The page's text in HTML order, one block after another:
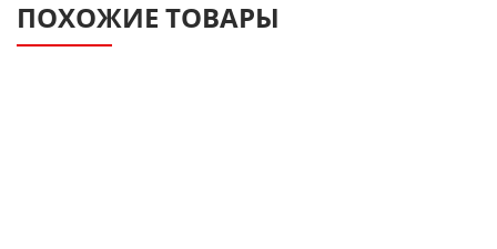
ПОХОЖИЕ ТОВАРЫ